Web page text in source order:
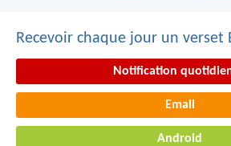
Recevoir chaque jour un verset
Notification
Email
Android